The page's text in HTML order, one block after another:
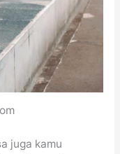
juga kamu